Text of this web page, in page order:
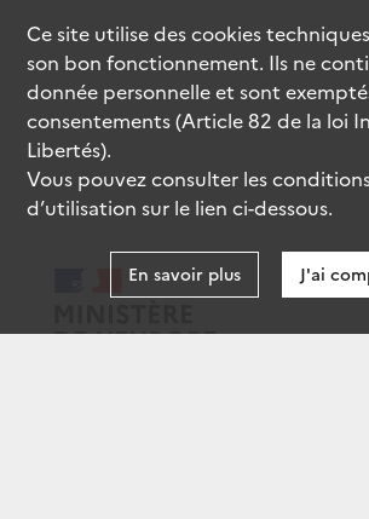
Ce site utilise descookies
son bon fonctionnement. Ils ne
donnée personnelle et sont
consentements (Article 82 de la loi
Libertés).
Vous pouvez consulter les
d’utilisation sur le lien ci-dessous.
En savoir plus J'ai